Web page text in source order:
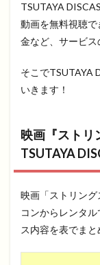
TSUTAYA
動画を無料視聴
金など、サービス
そこでTSUTAYA
いきます！
映画『スト
TSUTAYA
映画「ストリン
コンからレンタ
ス内容を表でまと